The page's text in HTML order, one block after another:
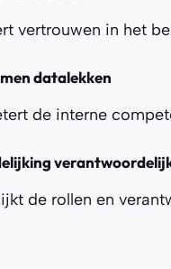
vertrouwen in het
datalekken
de interne
de rollen en